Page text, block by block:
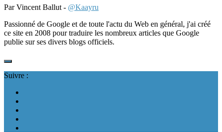
Par Vincent Ballut - @Kaayru
Passionné de Google et de toute l'actu du Web en général, j'ai créé
ce site en 2008 pour traduire les nombreux articles que Google
publie sur ses divers blogs officiels.
Suivre :